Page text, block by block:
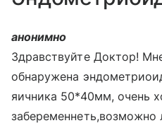
анонимно
Здравствуйте Доктор!
обнаружена
яичника 50*40мм, очень
забеременнеть,возможно